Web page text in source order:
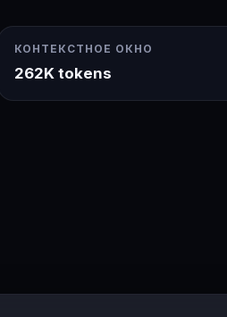
КОНТЕКСТНОЕ ОКНО
262K tokens